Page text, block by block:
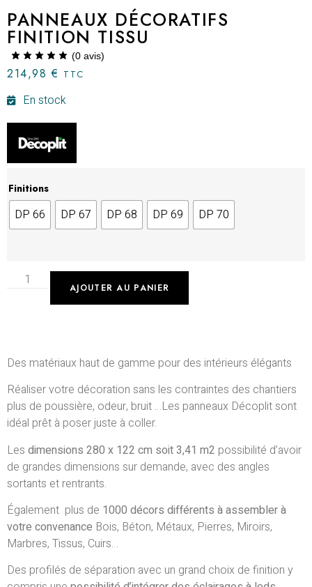
PANNEAUX DÉCORATIFS
FINITION TISSU
(0 avis)
214,98€ TTC
En stock
Finitions
DP 66 DP 67 DP 68 DP 69 DP 70
AJOUTER AU PANIER
Des matériaux haut de gamme pour des intérieurs élégants
Réaliser votre décoration sans les contraintes des chantiers
plus de poussière, odeur, bruit …Les panneaux Décoplit sont
idéal prêt à poser juste à coller.
Les dimensions 280 x 122 cm soit 3,41 m2 possibilité d’avoir
de grandes dimensions sur demande, avec des angles
sortants et rentrants.
Également plus de 1000 décors différents à assembler à
votre convenance Bois, Béton, Métaux, Pierres, Miroirs,
Marbres, Tissus, Cuirs…
Des profilés de séparation avec un grand choix de finition y